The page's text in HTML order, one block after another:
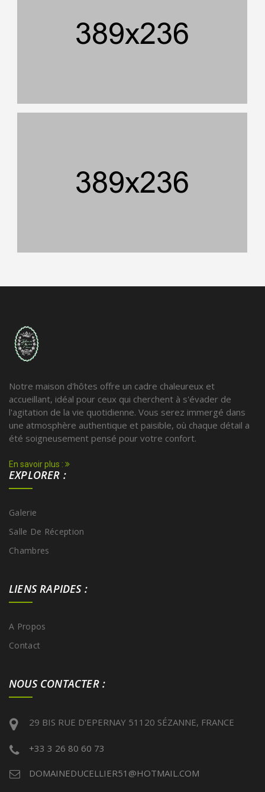
Notre maison d'hôtes offre un cadre chaleureux et
accueillant, idéal pour ceux qui cherchent à s'évader de
l'agitation de la vie quotidienne. Vous serez immergé dans
une atmosphère authentique et paisible, où chaque détail a
été soigneusement pensé pour votre confort.
En savoir plus :
EXPLORER :
Galerie
Salle De Réception
Chambres
LIENS RAPIDES :
A Propos
Contact
NOUS CONTACTER :
29 BIS RUE D'EPERNAY 51120 SÉZANNE, FRANCE
+33 3 26 80 60 73
DOMAINEDUCELLIER51@HOTMAIL.COM